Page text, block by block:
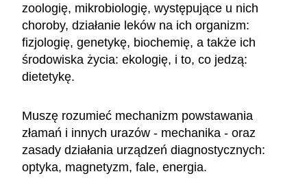
zoologię, mikrobiologię, występujące u nich
choroby, działanie leków na ich organizm:
fizjologię, genetykę, biochemię, a także ich
środowiska życia: ekologię, i to, co jedzą:
dietetykę.
Muszę rozumieć mechanizm powstawania
złamań i innych urazów - mechanika - oraz
zasady działania urządzeń diagnostycznych:
optyka, magnetyzm, fale, energia.